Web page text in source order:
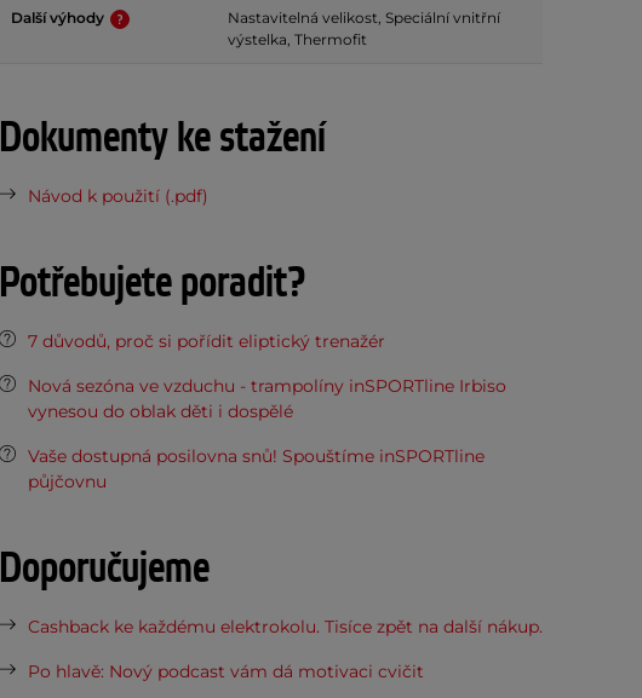
Další výhody
Nastavitelná velikost, Speciální vnitřní
výstelka, Thermofit
Dokumenty ke stažení
Návod k použití (.pdf)
Potřebujete poradit?
7 důvodů, proč si pořídit eliptický trenažér
Nová sezóna ve vzduchu - trampolíny inSPORTline Irbiso
vynesou do oblak děti i dospělé
Vaše dostupná posilovna snů! Spouštíme inSPORTline
půjčovnu
Doporučujeme
Cashback ke každému elektrokolu. Tisíce zpět na další nákup.
Po hlavě: Nový podcast vám dá motivaci cvičit